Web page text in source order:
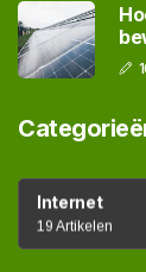
Internet
19 Artikelen